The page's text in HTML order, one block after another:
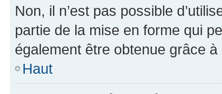
Non, il n’est pas possible
partie de la mise en forme qui
également être obtenue grâce à
Haut